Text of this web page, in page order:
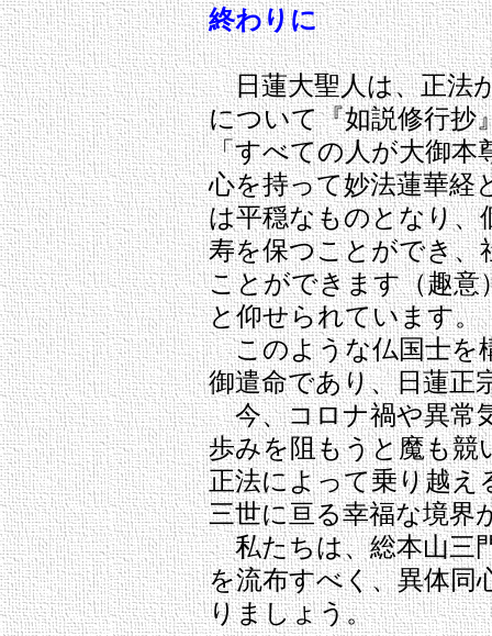
終わりに
日蓮大聖人は、正法
について『如説修行抄
「すべての人が大御本
心を持って妙法蓮華経
は平穏なものとなり、
寿を保つことができ、
ことができます（趣
と仰せられています。
このような仏国士を
御遣命であり、日蓮正
今、コロナ禍や異常
歩みを阻もうと魔も競
正法によって乗り越え
三世に亘る幸福な境界
私たちは、総本山三
を流布すべく、異体同
りましょう。